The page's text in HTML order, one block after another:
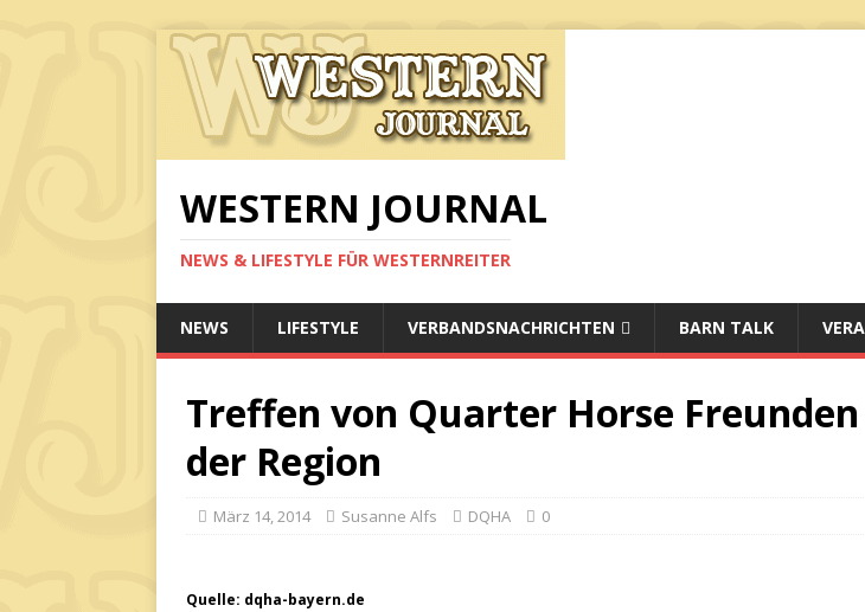
WESTERN JOURNAL
NEWS & LIFESTYLE FÜR WESTERNREITER
NEWS LIFESTYLE VERBANDSNACHRICHTEN BARN TALK
Treffen von Quarter Horse
der Region
März 14, 2014 Susanne Alfs DQHA 0
Quelle: dqha-bayern.de